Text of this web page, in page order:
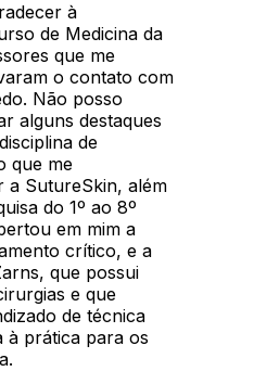
à
de Medicina da
que me
o contato com
Não posso
alguns destaques
de
que me
a SutureSkin, além
do 1º ao 8º
em mim a
crítico, e a
que possui
e que
de técnica
à prática para os